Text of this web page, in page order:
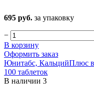
695 руб. за упаковку
−
В корзину
Оформить заказ
Юнитабс, КальцийПлюс
100 таблеток
В наличии 3